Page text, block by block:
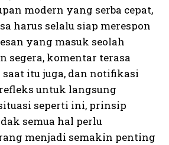
modern yang serba cepat,
harus selalu siap merespon
yang masuk seolah
segera, komentar terasa
itu juga, dan notifikasi
untuk langsung
seperti ini, prinsip
semua hal perlu
menjadi semakin penting